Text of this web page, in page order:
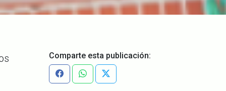
Comparte esta publicación: